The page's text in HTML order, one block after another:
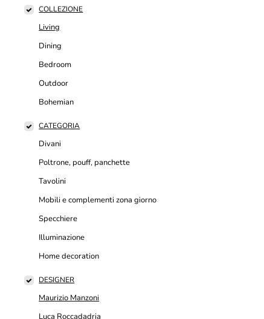
COLLEZIONE
Living
Dining
Bedroom
Outdoor
Bohemian
CATEGORIA
Divani
Poltrone, pouff, panchette
Tavolini
Mobili e complementi zona giorno
Specchiere
Illuminazione
Home decoration
DESIGNER
Maurizio Manzoni
Luca Roccadadria